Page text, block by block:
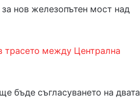
за нов железопътен мост над
трасето между Централна
бъде съгласуването на двата